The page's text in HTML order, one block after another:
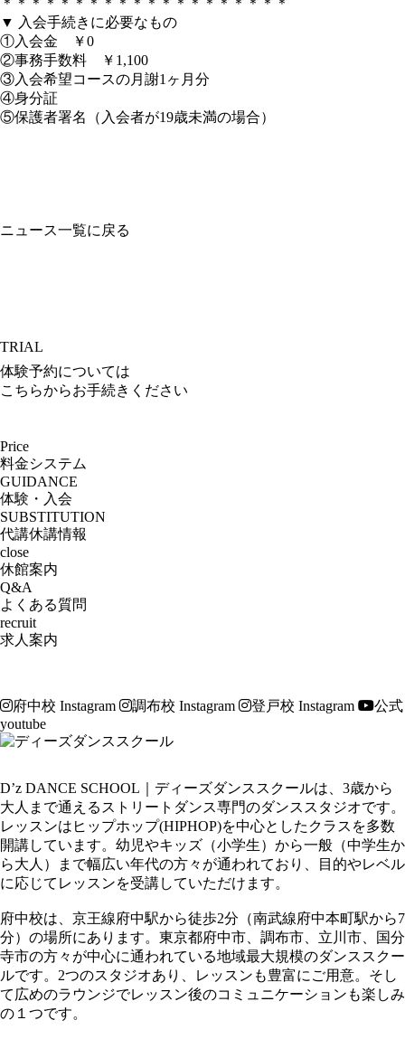
＊＊＊＊＊＊＊＊＊＊＊＊＊＊＊＊＊＊＊＊
▼ 入会手続きに必要なもの
①入会金 ￥0
②事務手数料 ￥1,100
③入会希望コースの月謝1ヶ月分
④身分証
⑤保護者署名（入会者が19歳未満の場合）
ニュース一覧に戻る
TRIAL
体験予約については
こちらからお手続きください
Price
料金システム
GUIDANCE
体験・入会
SUBSTITUTION
代講休講情報
close
休館案内
Q&A
よくある質問
recruit
求人案内
府中校 Instagram 調布校 Instagram 登戸校 Instagram
公式
youtube
D’z DANCE SCHOOL｜ディーズダンススクールは、3歳から
大人まで通えるストリートダンス専門のダンススタジオです。
レッスンはヒップホップ(HIPHOP)を中心としたクラスを多数
開講しています。幼児やキッズ（小学生）から一般（中学生か
ら大人）まで幅広い年代の方々が通われており、目的やレベル
に応じてレッスンを受講していただけます。
府中校は、京王線府中駅から徒歩2分（南武線府中本町駅から7
分）の場所にあります。東京都府中市、調布市、立川市、国分
寺市の方々が中心に通われている地域最大規模のダンススクー
ルです。2つのスタジオあり、レッスンも豊富にご用意。そし
て広めのラウンジでレッスン後のコミュニケーションも楽しみ
の１つです。